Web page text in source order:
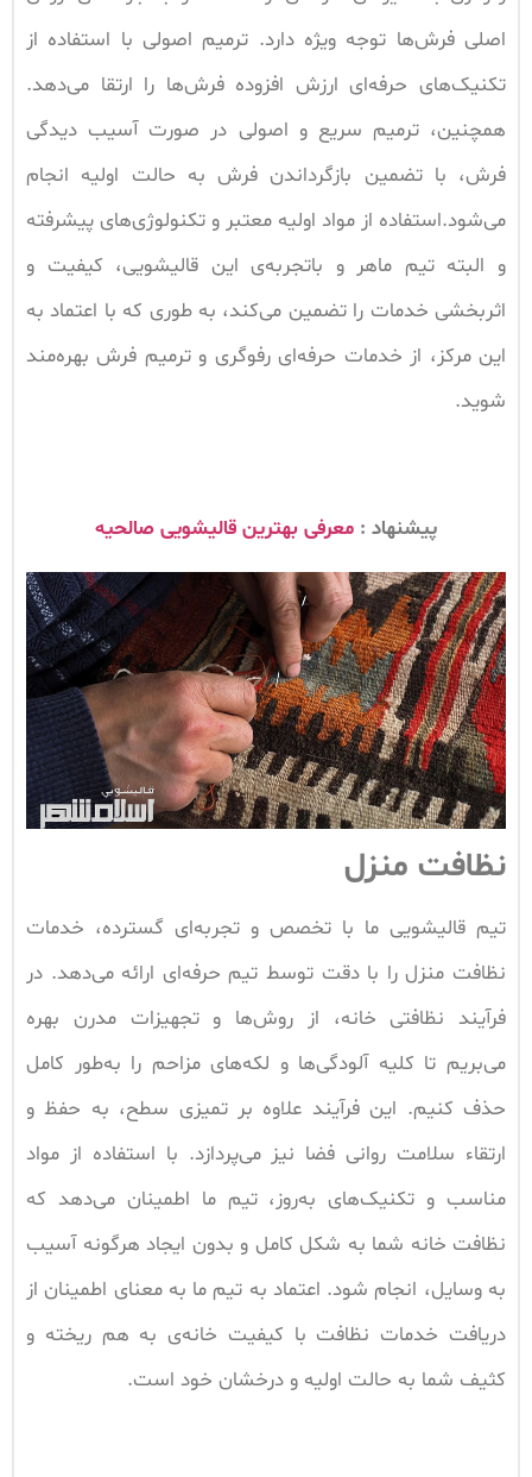
اصلی فرش‌ها توجه ویژه دارد. ترمیم اصولی با استفاده از
تکنیک‌های حرفه‌ای ارزش افزوده فرش‌ها را ارتقا می‌دهد.
همچنین، ترمیم سریع و اصولی در صورت آسیب دیدگی
فرش، با تضمین بازگرداندن فرش به حالت اولیه انجام
می‌شود.استفاده از مواد اولیه معتبر و تکنولوژی‌های پیشرفته
و البته تیم ماهر و باتجربه‌ی این قالیشویی، کیفیت و
اثربخشی خدمات را تضمین می‌کند، به طوری که با اعتماد به
این مرکز، از خدمات حرفه‌ای رفوگری و ترمیم فرش بهره‌مند
شوید.
پیشنهاد : معرفی بهترین قالیشویی صالحیه
نظافت منزل
تیم قالیشویی ما با تخصص و تجربه‌ای گسترده، خدمات
نظافت منزل را با دقت توسط تیم حرفه‌ای ارائه می‌دهد. در
فرآیند نظافتی خانه، از روش‌ها و تجهیزات مدرن بهره
می‌بریم تا کلیه آلودگی‌ها و لکه‌های مزاحم را به‌طور کامل
حذف کنیم. این فرآیند علاوه بر تمیزی سطح، به حفظ و
ارتقاء سلامت روانی فضا نیز می‌پردازد. با استفاده از مواد
مناسب و تکنیک‌های به‌روز، تیم ما اطمینان می‌دهد که
نظافت خانه شما به شکل کامل و بدون ایجاد هرگونه آسیب
به وسایل، انجام شود. اعتماد به تیم ما به معنای اطمینان از
دریافت خدمات نظافت با کیفیت خانه‌ی به هم ریخته و
کثیف شما به حالت اولیه و درخشان خود است.